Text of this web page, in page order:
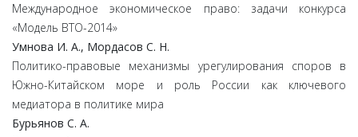
Международное экономическое право: задачи конкурса
«Модель ВТО-2014»
Умнова И. А., Мордасов С. Н.
Политико-правовые механизмы урегулирования споров в
Южно-Китайском море и роль России как ключевого
медиатора в политике мира
Бурьянов С. А.